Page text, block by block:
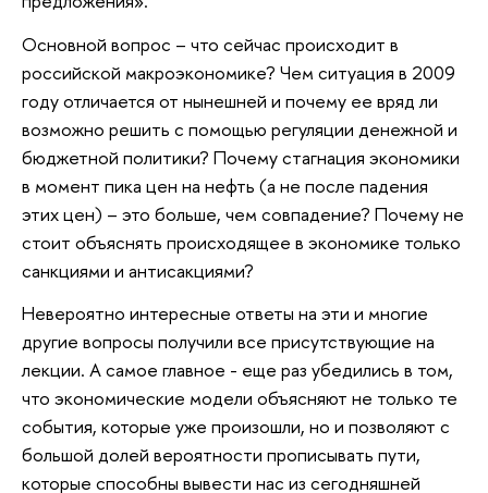
Основной вопрос – что сейчас происходит в
российской макроэкономике? Чем ситуация в 2009
году отличается от нынешней и почему ее вряд ли
возможно решить с помощью регуляции денежной и
бюджетной политики? Почему стагнация экономики
в момент пика цен на нефть (а не после падения
этих цен) – это больше, чем совпадение? Почему не
стоит объяснять происходящее в экономике только
санкциями и антисакциями?
Невероятно интересные ответы на эти и многие
другие вопросы получили все присутствующие на
лекции. А самое главное - еще раз убедились в том,
что экономические модели объясняют не только те
события, которые уже произошли, но и позволяют с
большой долей вероятности прописывать пути,
которые способны вывести нас из сегодняшней